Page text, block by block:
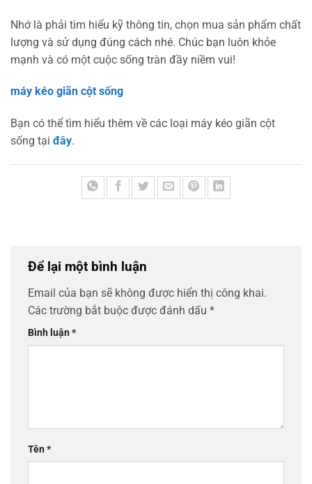
Nhớ là phải tìm hiểu kỹ thông tin, chọn mua sản phẩm chất
lượng và sử dụng đúng cách nhé. Chúc bạn luôn khỏe
mạnh và có một cuộc sống tràn đầy niềm vui!
máy kéo giãn cột sống
Bạn có thể tìm hiểu thêm về các loại máy kéo giãn cột
sống tại đây.
Để lại một bình luận
Email của bạn sẽ không được hiển thị công khai.
Các trường bắt buộc được đánh dấu *
Bình luận*
Tên*